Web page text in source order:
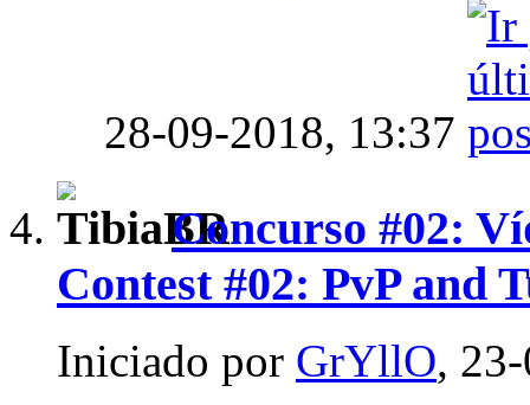
28-09-2018, 13:37
Concurso #02:
Contest #02: PvP and
Iniciado por GrYllO,